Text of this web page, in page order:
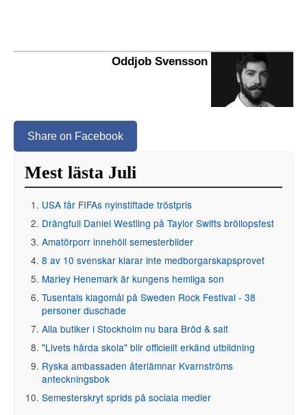
Oddjob Svensson
Share on Facebook
Mest lästa Juli
USA får FIFAs nyinstiftade tröstpris
Drängfull Daniel Westling på Taylor Swifts bröllopsfest
Amatörporr innehöll semesterbilder
8 av 10 svenskar klarar inte medborgarskapsprovet
Marley Henemark är kungens hemliga son
Tusentals klagomål på Sweden Rock Festival - 38
personer duschade
Alla butiker i Stockholm nu bara Bröd & salt
"Livets hårda skola" blir officiellt erkänd utbildning
Ryska ambassaden återlämnar Kvarnströms
anteckningsbok
Semesterskryt sprids på sociala medier